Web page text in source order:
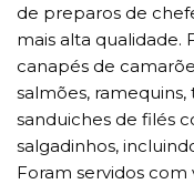
de preparos de
mais alta qualidade.
canapés de
salmões, ramequins,
sanduiches de filés
salgadinhos,
Foram servidos